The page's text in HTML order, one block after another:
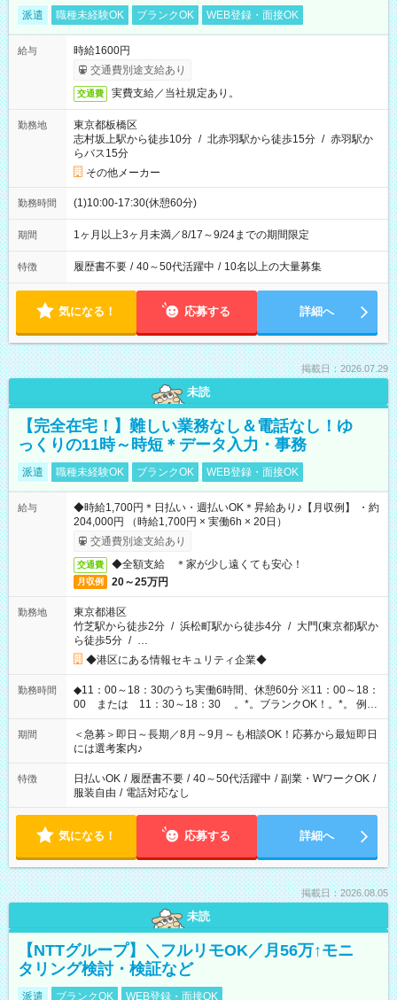
派遣 職種未経験OK ブランクOK WEB登録・面接OK
給与
時給1600円
交通費別途支給あり
交通費 実費支給／当社規定あり。
勤務地
東京都板橋区
志村坂上駅から徒歩10分 / 北赤羽駅から徒歩15分 / 赤羽駅か
らバス15分
その他メーカー
勤務時間 (1)10:00-17:30(休憩60分)
期間 1ヶ月以上3ヶ月未満／8/17～9/24までの期間限定
特徴 履歴書不要 / 40～50代活躍中 / 10名以上の大量募集
気になる！ 応募する 詳細へ
掲載日：2026.07.29
未読
【完全在宅！】難しい業務なし＆電話なし！ゆ
っくりの11時～時短＊データ入力・事務
派遣 職種未経験OK ブランクOK WEB登録・面接OK
給与
◆時給1,700円＊日払い・週払いOK＊昇給あり♪【月収例】 ・約
204,000円 （時給1,700円 × 実働6h × 20日）
交通費別途支給あり
交通費 ◆全額支給 ＊家が少し遠くても安心！
月収例 20～25万円
勤務地
東京都港区
竹芝駅から徒歩2分 / 浜松町駅から徒歩4分 / 大門(東京都)駅か
ら徒歩5分 / …
◆港区にある情報セキュリティ企業◆
勤務時間
◆11：00～18：30のうち実働6時間、休憩60分 ※11：00～18：
00 または 11：30～18：30 。*。ブランクOK！。*。 例え
ば前職が、 在宅/財団法人/事務/コールセンター/受付/販売/カフェ
スタッフ スイーツ販売/ホテルフロント/化粧品販売/など 様々な
業界から入社して活躍されています♪
期間
＜急募＞即日～長期／8月～9月～も相談OK！応募から最短即日
には選考案内♪
特徴 日払いOK / 履歴書不要 / 40～50代活躍中 / 副業・WワークOK /
服装自由 / 電話対応なし
気になる！ 応募する 詳細へ
掲載日：2026.08.05
未読
【NTTグループ】＼フルリモOK／月56万↑モニ
タリング検討・検証など
派遣 ブランクOK WEB登録・面接OK